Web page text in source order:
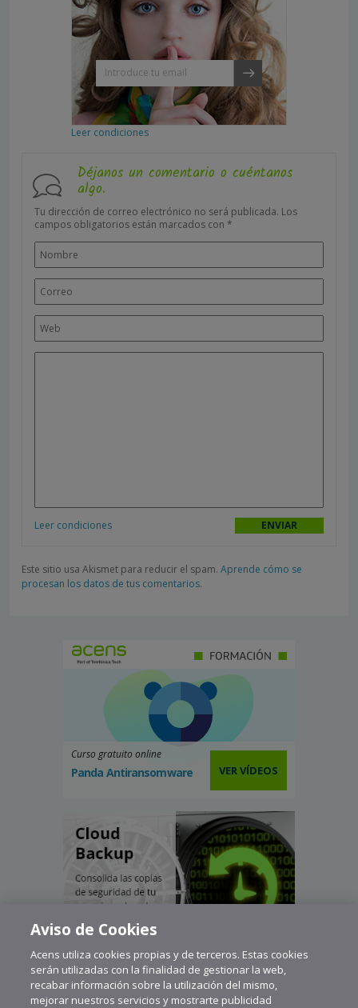
Leer condiciones
Déjanos un comentario o cuéntanos
algo.
Tu dirección de correo electrónico no será publicada. Los
campos obligatorios están marcados con *
Leer condiciones
Este sitio usa Akismet para reducir el spam. Aprende cómo se
procesan los datos de tus comentarios.
Curso gratuito online
Panda Antiransomware VER VÍDEOS
Aviso de Cookies
Acens utiliza cookies propias y de terceros. Estas cookies
serán utilizadas con la finalidad de gestionar la web,
recabar información sobre la utilización del mismo,
mejorar nuestros servicios y mostrarte publicidad